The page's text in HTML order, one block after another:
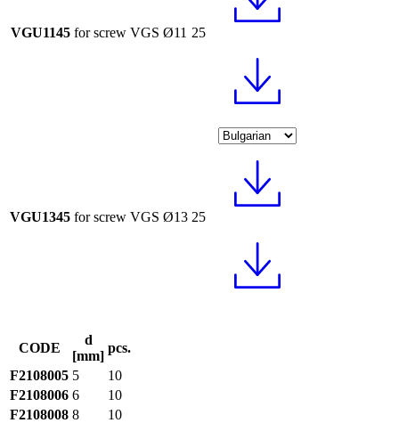
VGU1145 for screw VGS Ø11 25
VGU1345 for screw VGS Ø13 25
CODE
d
[mm]
pcs.
F2108005 5
10
F2108006 6
10
F2108008 8
10